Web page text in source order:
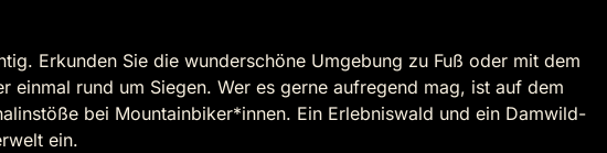
Erkunden Sie die wunderschöne Umgebung zu Fuß oder mit dem
einmal rund um Siegen. Wer es gerne aufregend mag, ist auf dem
bei Mountainbiker*innen. Ein Erlebniswald und ein Damwild-
ein.